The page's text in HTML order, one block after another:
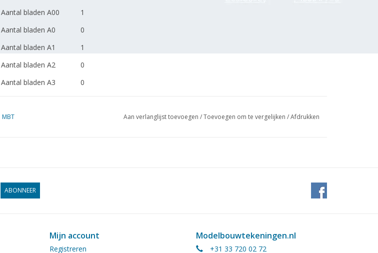
Aantal bladen A00
1
Aantal bladen A0
0
Aantal bladen A1
1
Aantal bladen A2
0
Aantal bladen A3
0
Totaal aantal bladen
Bijzonderheden
Opmerkingen
MBT Aan verlanglijst toevoegen /Toevoegen om te vergelijken /Afdrukken
ABONNEER
Mijn account
Registreren
Modelbouwtekeningen.nl
+31 33 720 02 72